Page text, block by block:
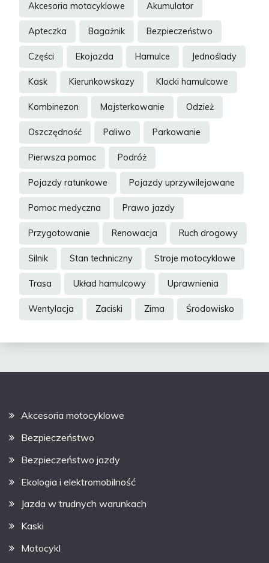
Akcesoria motocyklowe Akumulator
Apteczka Bagażnik Bezpieczeństwo
Części Ekojazda Hamulce Jednoślady
Kask Kierunkowskazy Klocki hamulcowe
Kombinezon Majsterkowanie Odzież
Oszczędność Paliwo Parkowanie
Pierwsza pomoc Podróż
Pojazdy ratunkowe Pojazdy uprzywilejowane
Pomoc medyczna Prawo jazdy
Przygotowanie Renowacja Ruch drogowy
Silnik Stan techniczny Stroje motocyklowe
Trasa Układ hamulcowy Uprawnienia
Wentylacja Zaciski Zima Środowisko
Akcesoria motocyklowe
Bezpieczeństwo
Bezpieczeństwo jazdy
Ekologia i elektromobilność
Jazda w trudnych warunkach
Kaski
Motocykl